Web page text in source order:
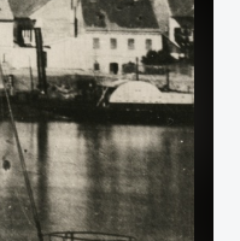
1900 · Sopron